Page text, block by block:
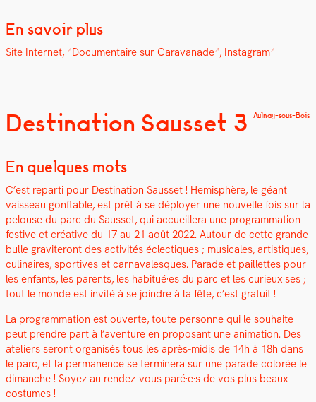
En savoir plus
Site Inter­net, Doc­u­men­taire sur Car­a­vanade , Insta­gram
Destination Sausset 3 Aulnay-sous-Bois
En quelques mots
C’est repar­ti pour Des­ti­na­tion Saus­set ! Hemis­phère, le géant
vais­seau gon­flable, est prêt à se déploy­er une nou­velle fois sur la
pelouse du parc du Saus­set, qui accueillera une pro­gram­ma­tion
fes­tive et créa­tive du 17 au 21 août 2022. Autour de cette grande
bulle graviteront des activ­ités éclec­tiques ; musi­cales, artis­tiques,
culi­naires, sportives et car­nava­lesques. Parade et pail­lettes pour
les enfants, les par­ents, les habitué·es du parc et les curieux·ses ;
tout le monde est invité à se join­dre à la fête, c’est gra­tu­it !
La pro­gram­ma­tion est ouverte, toute per­son­ne qui le souhaite
peut pren­dre part à l’aventure en pro­posant une ani­ma­tion. Des
ate­liers seront organ­isés tous les après-midis de 14h à 18h dans
le parc, et la per­ma­nence se ter­min­era sur une parade col­orée le
dimanche ! Soyez au ren­dez-vous paré·e·s de vos plus beaux
cos­tumes !